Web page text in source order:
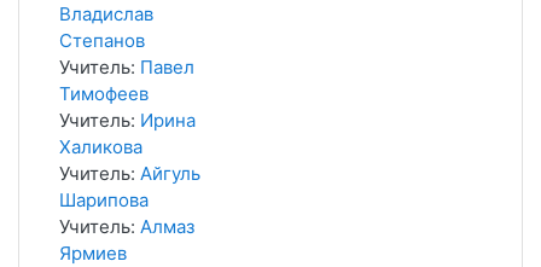
Владислав
Степанов
Учитель: Павел
Тимофеев
Учитель: Ирина
Халикова
Учитель: Айгуль
Шарипова
Учитель: Алмаз
Ярмиев